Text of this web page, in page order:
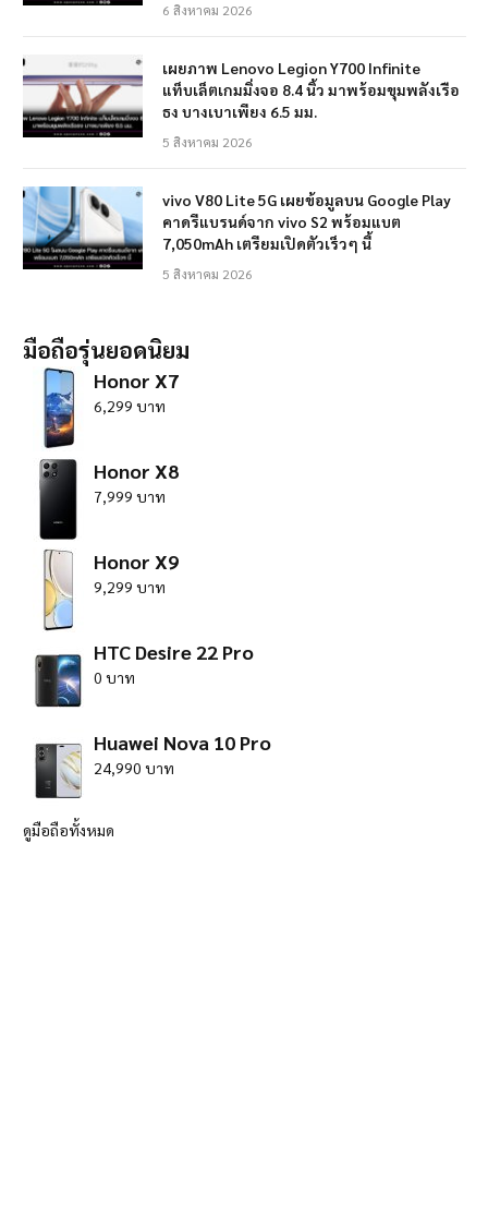
6 สิงหาคม 2026
เผยภาพ Lenovo Legion Y700 Infinite
แท็บเล็ตเกมมิ่งจอ 8.4 นิ้ว มาพร้อมขุมพลังเรือ
ธง บางเบาเพียง 6.5 มม.
5 สิงหาคม 2026
vivo V80 Lite 5G เผยข้อมูลบน Google Play
คาดรีแบรนด์จาก vivo S2 พร้อมแบต
7,050mAh เตรียมเปิดตัวเร็วๆ นี้
5 สิงหาคม 2026
มือถือรุ่นยอดนิยม
Honor X7
6,299 บาท
Honor X8
7,999 บาท
Honor X9
9,299 บาท
HTC Desire 22 Pro
0 บาท
Huawei Nova 10 Pro
24,990 บาท
ดูมือถือทั้งหมด